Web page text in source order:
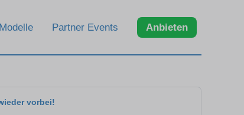
Modelle Partner Events Anbieten
vorbei!